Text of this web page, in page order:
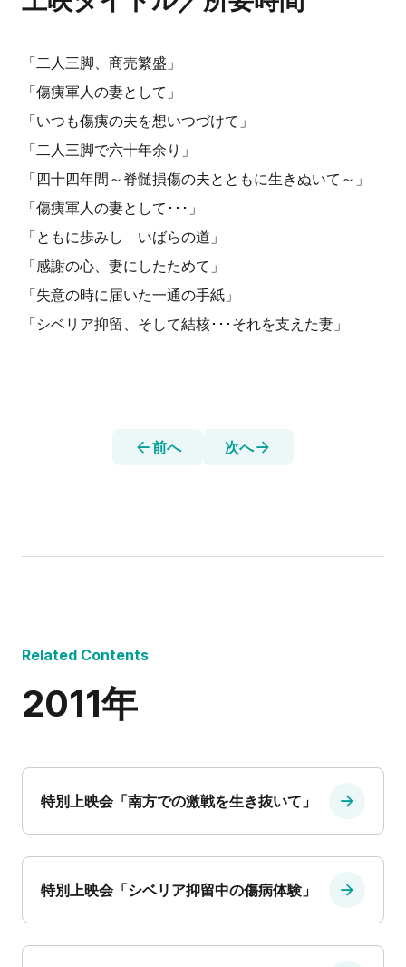
「二人三脚、商売繁盛」
「傷痍軍人の妻として」
「いつも傷痍の夫を想いつづけて」
「二人三脚で六十年余り」
「四十四年間～脊髄損傷の夫とともに生きぬいて～」
「傷痍軍人の妻として･･･」
「ともに歩みし いばらの道」
「感謝の心、妻にしたためて」
「失意の時に届いた一通の手紙」
「シベリア抑留、そして結核･･･それを支えた妻」
前へ 次へ
Related Contents
2011年
特別上映会「南方での激戦を生き抜いて」
特別上映会「シベリア抑留中の傷病体験」